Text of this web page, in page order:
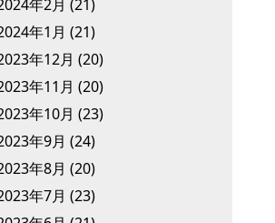
年2月 (21)
年1月 (21)
年12月 (20)
年11月 (20)
年10月 (23)
年9月 (24)
年8月 (20)
年7月 (23)